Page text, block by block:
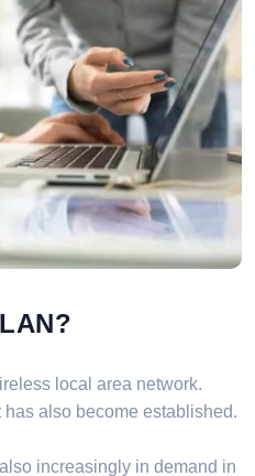
local area network.
also become established.
increasingly in demand in